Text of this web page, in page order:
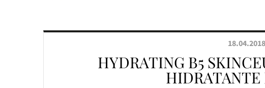
18.04.2018
HYDRATING B5
HIDRATANTE